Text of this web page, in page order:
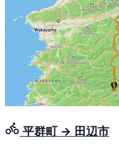
平群町 → 田辺市